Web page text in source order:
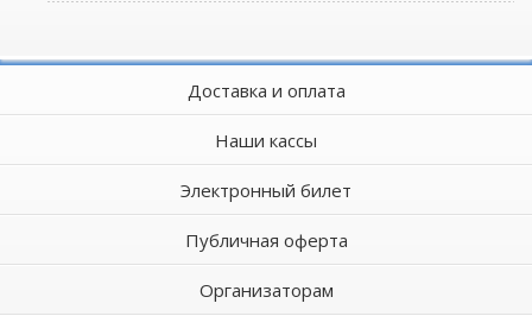
Доставка и оплата
Наши кассы
Электронный билет
Публичная оферта
Организаторам